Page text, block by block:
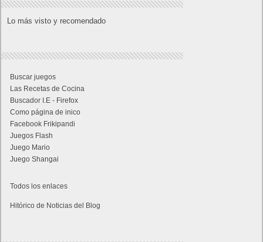
Lo más visto y recomendado
Buscar juegos
Las Recetas de Cocina
Buscador I.E - Firefox
Como página de inico
Facebook Frikipandi
Juegos Flash
Juego Mario
Juego Shangai
Todos los enlaces
Hitórico de Noticias del Blog